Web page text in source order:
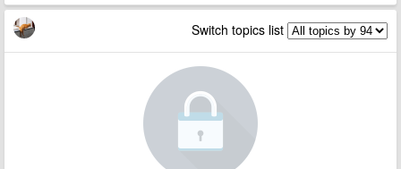
Switch topics list